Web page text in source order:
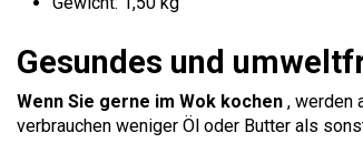
Gesundes und
Wenn Sie gerne im Wok kochen , werden
verbrauchen weniger Öl oder Butter als